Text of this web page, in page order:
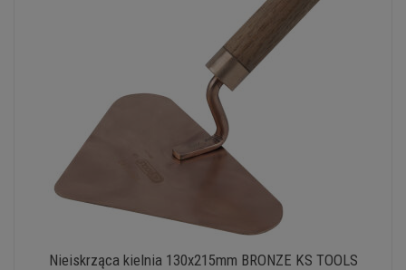
Nieiskrząca kielnia 130x215mm BRONZE KS TOOLS